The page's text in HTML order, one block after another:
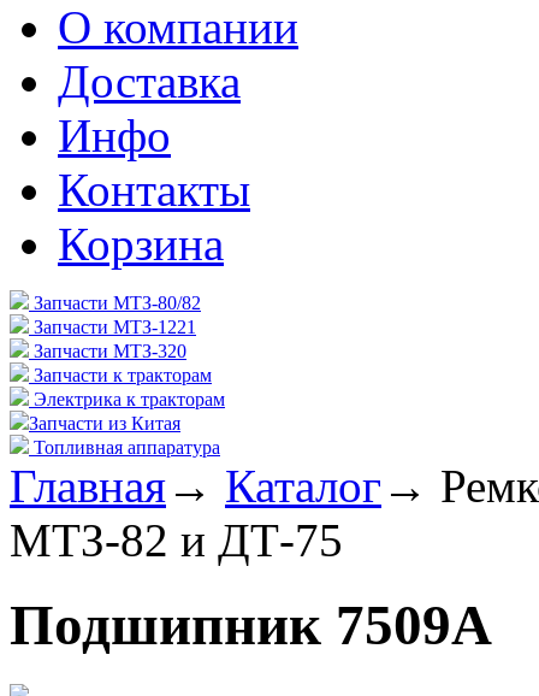
О компании
Доставка
Инфо
Контакты
Корзина
Запчасти МТЗ-80/82
Запчасти МТЗ-1221
Запчасти МТЗ-320
Запчасти к тракторам
Электрика к тракторам
Запчасти из Китая
Топливная аппаратура
Главная→ Каталог →
МТЗ-82 и ДТ-75
Подшипник 7509А